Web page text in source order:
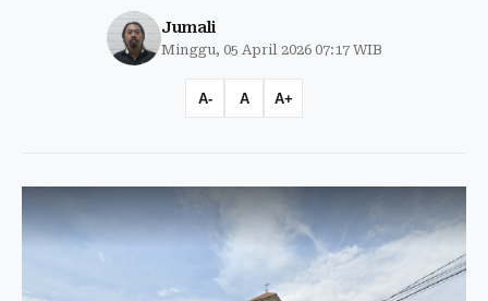
Jumali
Minggu, 05 April 2026 07:17 WIB
A- A A+